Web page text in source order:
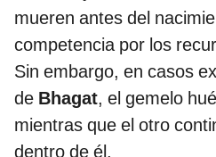
mueren antes del
competencia por los
Sin embargo, en casos
de Bhagat, el gemelo
mientras que el otro
dentro de él.